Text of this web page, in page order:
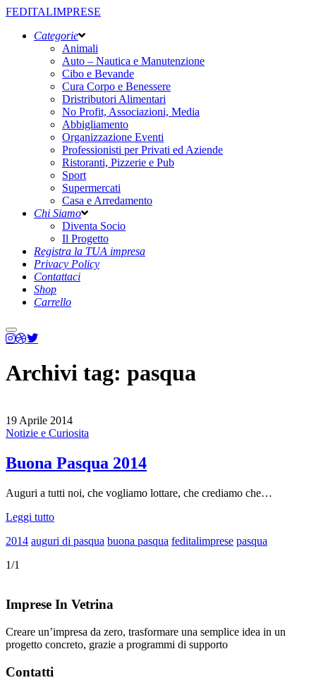
FEDITALIMPRESE
Categorie
Animali
Auto – Nautica e Manutenzione
Cibo e Bevande
Cura Corpo e Benessere
Dristributori Alimentari
No Profit, Associazioni, Media
Abbigliamento
Organizzazione Eventi
Professionisti per Privati ed Aziende
Ristoranti, Pizzerie e Pub
Sport
Supermercati
Casa e Arredamento
Chi Siamo
Diventa Socio
Il Progetto
Registra la TUA impresa
Privacy Policy
Contattaci
Shop
Carrello
Menu
principale
Archivi tag: pasqua
19 Aprile 2014
Notizie e Curiosita
Buona Pasqua 2014
Auguri a tutti noi, che vogliamo lottare, che crediamo che…
Leggi tutto
2014 auguri di pasqua buona pasqua feditalimprese pasqua
1/1
Imprese In Vetrina
Creare un’impresa da zero, trasformare una semplice idea in un
progetto concreto, grazie a programmi di supporto
Contatti